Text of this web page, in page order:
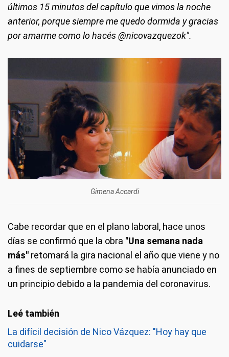
últimos 15 minutos del capítulo que vimos la noche
anterior, porque siempre me quedo dormida y gracias
por amarme como lo hacés @nicovazquezok".
Gimena Accardi
Cabe recordar que en el plano laboral, hace unos
días se confirmó que la obra "Una semana nada
más" retomará la gira nacional el año que viene y no
a fines de septiembre como se había anunciado en
un principio debido a la pandemia del coronavirus.
La difícil decisión de Nico Vázquez: "Hoy hay que
cuidarse"